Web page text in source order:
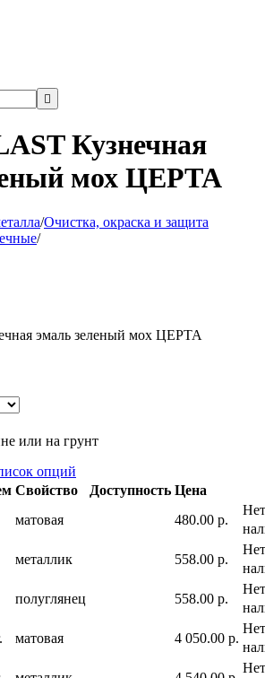

Кузнечная
мох ЦЕРТА
/Очистка, окраска и защита
/
эмаль зеленый мох ЦЕРТА
или на грунт
опций
Свойство Доступность Цена
матовая 480.00 р.
металлик 558.00 р.
полуглянец 558.00 р.
матовая 4 050.00 р.